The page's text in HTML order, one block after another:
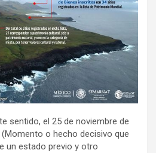
sentido, el 25 de noviembre de
o hecho decisivo que
un estado previo y otro